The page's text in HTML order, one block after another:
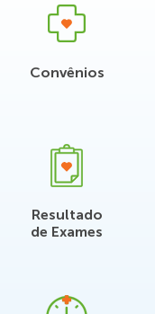
Convênios
Resultado
de Exames